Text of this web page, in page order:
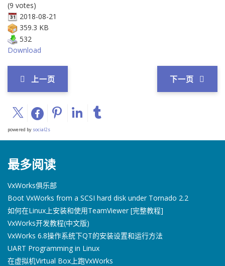
(9 votes)
2018-08-21
359.3 KB
532
Download
上一页 下一页
powered by social2s
最多阅读
VxWorks俱乐部
Boot VxWorks from a SCSI hard disk under Tornado 2.2
如何在Linux上安装和使用TeamViewer [完整教程]
VxWorks开发教程(中文版)
VxWorks 6.8操作系统下QT的安装设置和运行方法
UART Programming in Linux
在虚拟机Virtual Box上跑VxWorks